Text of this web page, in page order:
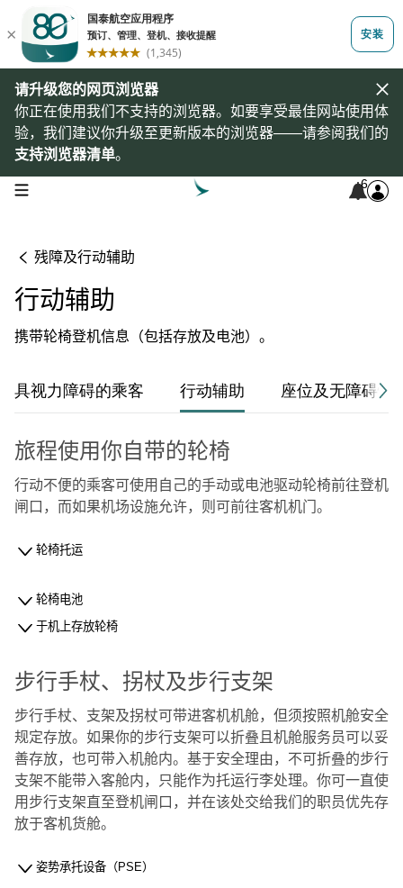
请升级您的网页浏览器
你正在使用我们不支持的浏览器。如要享受最佳网站使用体
验，我们建议你升级至更新版本的浏览器——请参阅我们的
支持浏览器清单。
open navigation menu 6
残障及行动辅助
行动辅助
携带轮椅登机信息（包括存放及电池）。
具视力障碍的乘客 行动辅助 座位及无障碍性
旅程使用你自带的轮椅
行动不便的乘客可使用自己的手动或电池驱动轮椅前往登机
闸口，而如果机场设施允许，则可前往客机机门。
轮椅托运
轮椅电池
于机上存放轮椅
步行手杖、拐杖及步行支架
步行手杖、支架及拐杖可带进客机机舱，但须按照机舱安全
规定存放。如果你的步行支架可以折叠且机舱服务员可以妥
善存放，也可带入机舱内。基于安全理由，不可折叠的步行
支架不能带入客舱内，只能作为托运行李处理。你可一直使
用步行支架直至登机闸口，并在该处交给我们的职员优先存
放于客机货舱。
姿势承托设备（PSE）